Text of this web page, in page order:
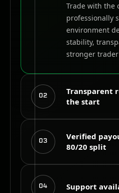
Trade with the
professionally
environment
stability,
stronger
02
Transparent
the start
Evaluation
limits and
your challenge.
03
Verified
80/20 split
Successful
04 Support